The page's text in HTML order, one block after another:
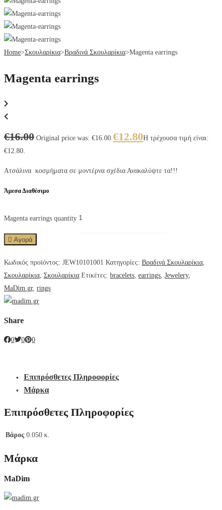
Home>Σκουλαρίκια>Βραδινά Σκουλαρίκια>Magenta earrings
Magenta earrings
€16.00 Original price was: €16.00. €12.80Η τρέχουσα τιμή είναι:
€12.80.
Ατσάλινα κοσμήματα σε μοντέρνα σχέδια Ανακαλύψτε τα!!!
Άμεσα Διαθέσιμο
Magenta earrings quantity
Αγορά
Κωδικός προϊόντος: JEW10101001 Κατηγορίες: Βραδινά Σκουλαρίκια
Σκουλαρίκια Σκουλαρίκια Ετικέτες: bracelets earrings Jewelery,
MaDim.gr, rings
Share
0 0 0
Επιπρόσθετες Πληροφορίες
Μάρκα
Επιπρόσθετες Πληροφορίες
Βάρος 0.050 κ.
Μάρκα
MaDim